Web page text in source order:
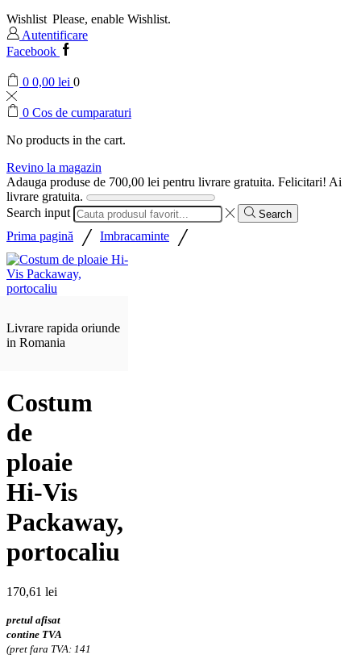
Wishlist Please, enable Wishlist.
Autentificare
Facebook
0 0,00 lei 0
0 Cos de cumparaturi
No products in the cart.
Revino la magazin
Adauga produse de 700,00 lei pentru livrare gratuita. Felicitari! Ai
livrare gratuita.
Search input
Search
Prima pagină / Imbracaminte /
Livrare rapida oriunde
in Romania
Costum
de
ploaie
Hi-Vis
Packaway,
portocaliu
170,61 lei
pretul afisat
contine TVA
(pret fara TVA: 141